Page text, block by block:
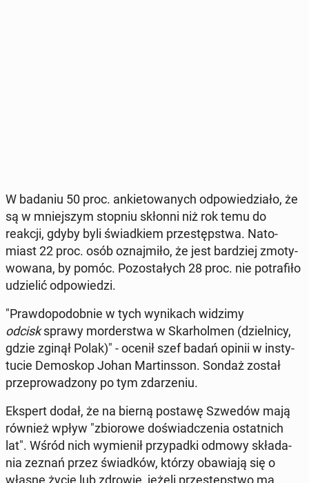
W badaniu 50 proc. an­kie­to­wa­nych od­po­wie­dzia­ło, że
są w mniej­szym stopniu skłonni niż rok temu do
reakcji, gdyby byli świad­kiem prze­stęp­stwa. Na­to­
miast 22 proc. osób oznaj­mi­ło, że jest bar­dziej zmo­ty­
wo­wa­na, by pomóc. Po­zo­sta­łych 28 proc. nie po­tra­fi­ło
udzie­lić od­po­wie­dzi.
"Praw­do­po­dob­nie w tych wy­ni­kach widzimy
odcisksprawy mor­der­stwa w Skar­hol­men (dziel­ni­cy,
gdzie zginął Polak)" - ocenił szef badań opinii w in­sty­
tu­cie De­mo­skop Johan Mar­tins­son. Sondaż został
prze­pro­wa­dzo­ny po tym zda­rze­niu.
Ekspert dodał, że na bierną postawę Szwedów mają
również wpływ "zbio­ro­we do­świad­cze­nia ostat­nich
lat". Wśród nich wy­mie­nił przy­pad­ki odmowy skła­da­
nia zeznań przez świad­ków, którzy oba­wia­ją się o
własne życie lub zdrowie, jeżeli prze­stęp­stwo ma